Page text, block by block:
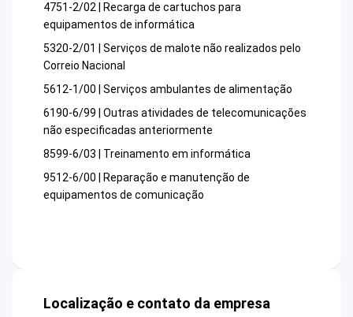
4751-2/02 | Recarga de cartuchos para
equipamentos de informática
5320-2/01 | Serviços de malote não realizados pelo
Correio Nacional
5612-1/00 | Serviços ambulantes de alimentação
6190-6/99 | Outras atividades de telecomunicações
não especificadas anteriormente
8599-6/03 | Treinamento em informática
9512-6/00 | Reparação e manutenção de
equipamentos de comunicação
Localização e contato da empresa